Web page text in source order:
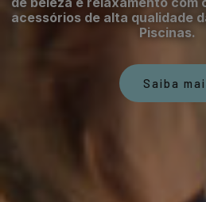
acessórios de alta qualidade
Piscinas.
Saiba